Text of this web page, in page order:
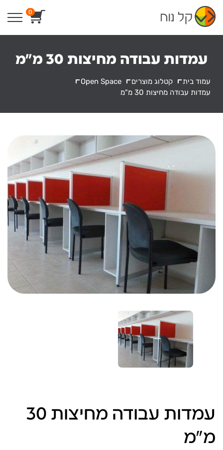
content
0
עמדות עבודה מחיצות 30 מ"מ
עמוד בית קטלוג מוצרים
Open Space
עמדות עבודה מחיצות 30 מ"מ
עמדות עבודה מחיצות 30
מ"מ